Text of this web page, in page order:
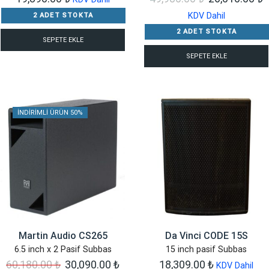
2 ADET STOKTA
SEPETE EKLE
fiyat:
49,980.00 ₺.
KDV Dahil
2 ADET STOKTA
SEPETE EKLE
İNDIRIMLI ÜRÜN 50%
Martin Audio CS265
6.5 inch x 2 Pasif Subbas
60,180.00₺ Orijinal
30,090.00 ₺Şu
Da Vinci CODE 15S
15 inch pasif Subbas
18,309.00 ₺ KDV Dahil